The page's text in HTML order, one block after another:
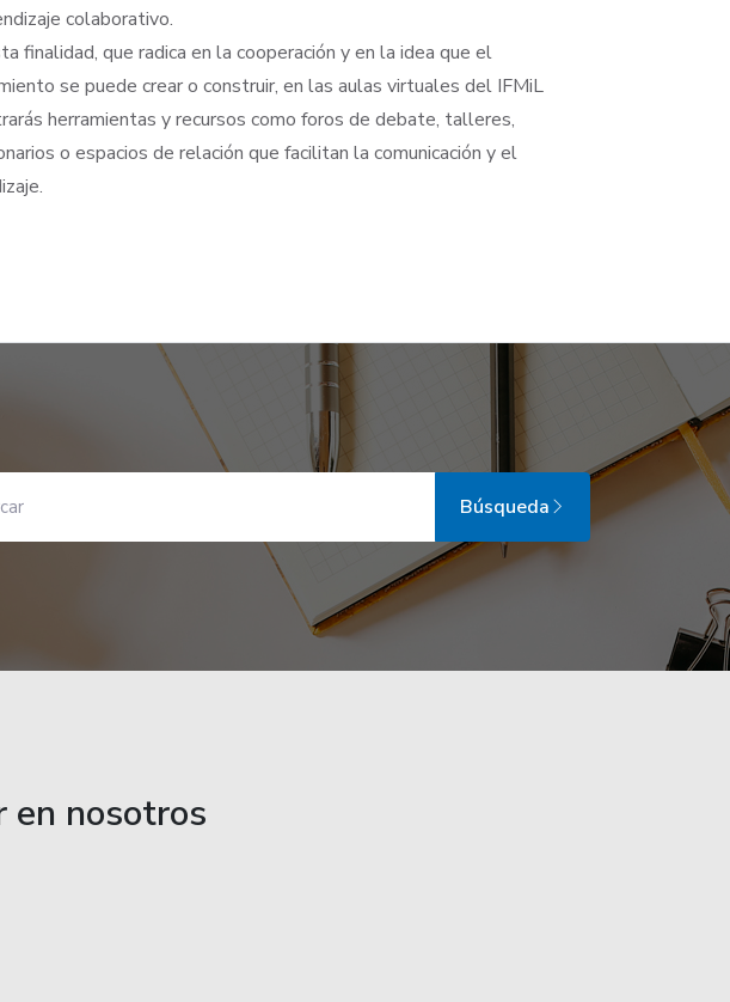
colaborativo.
finalidad, que radica en la cooperación y en la idea que el
se puede crear o construir, en las aulas virtuales del IFMiL
herramientas y recursos como foros de debate, talleres,
o espacios de relación que facilitan la comunicación y el
Búsqueda
en nosotros